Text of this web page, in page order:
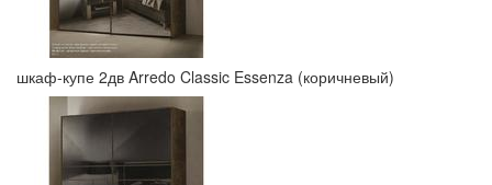
шкаф-купе 2дв Arredo Classic Essenza (коричневый)